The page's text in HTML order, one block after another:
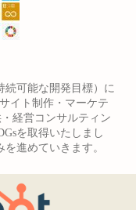
続可能な開発目標）に
イト制作・マーケテ
経営コンサルティン
を取得いたしまし
を進めていきます。